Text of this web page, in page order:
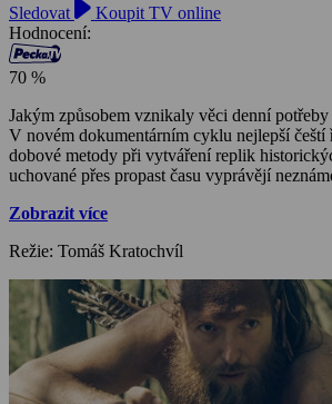
Sledovat
Koupit TV online
Hodnocení:
70 %
Jakým způsobem vznikaly věci denní potřeby
V novém dokumentárním cyklu nejlepší
dobové metody při vytváření replik
uchované přes propast času vyprávějí
našich předků.
Zobrazit více
Režie: Tomáš Kratochvíl